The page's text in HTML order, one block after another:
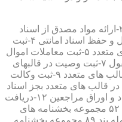
۱-ثبت اسناد مطابق مقررات قانونی ۲-ارائه مواد مصدق از اسناد
ثبت شده ۳-تصدیق صحت امضاء،قبول و حفظ اسناد امانتی ۴-ثبت
معاملات شرطی و رهنی در قالب های متعدد ۵-ثبت معاملات اموال
منقول ۶-ثبت معاملات اموال غیر منقول ۷-ثبت وصیت در قالبهای
عهدی و تکمیلی ۸-ثبت اقرارنامه در قالب های متعدد ۹-ثبت وکالت
گواهی امضاء در قالب های متعدد بجز اسناد
مالی و معاملاتی ۱۱-تصدیق کپی اسناد و اوراق مراجعین ۱۲-دریافت
قبوض سپرده مستاجرین در قالب بند ۵۲ مجموعه بخشنامه های
ثبتی ۱۳-صدور گواهی عدم انجام معامله بند ۸۹ مجموعه بخشنامه